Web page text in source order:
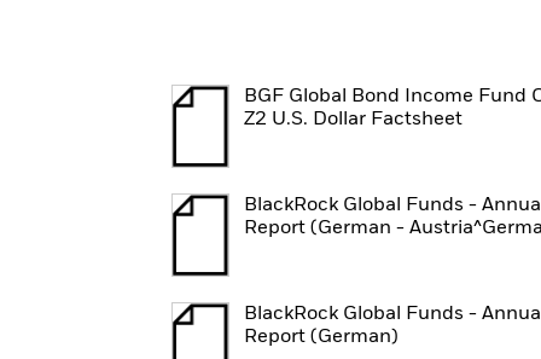
BGF Global Bond Income Fund
Z2 U.S. Dollar Factsheet
BlackRock Global Funds -
Report (German -
BlackRock Global Funds -
Report (German)